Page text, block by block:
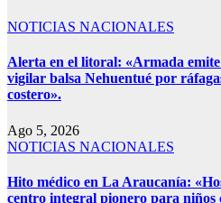
NOTICIAS NACIONALES
Alerta en el litoral: «Armada
vigilar balsa Nehuentué por
costero».
Ago 5, 2026
NOTICIAS NACIONALES
Hito médico en La Araucanía:
centro integral pionero para niños